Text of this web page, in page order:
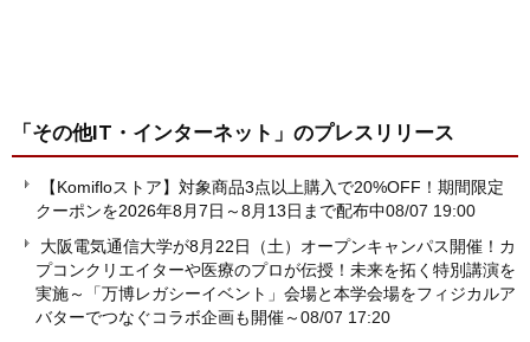
「その他IT・インターネット」 のプレスリリース
【Komifloストア】対象商品3点以上購入で20%OFF！期間限定
クーポンを2026年8月7日～8月13日まで配布中08/07 19:00
大阪電気通信大学が8月22日（土）オープンキャンパス開催！カ
プコンクリエイターや医療のプロが伝授！未来を拓く特別講演を
実施～「万博レガシーイベント」会場と本学会場をフィジカルア
バターでつなぐコラボ企画も開催～08/07 17:20